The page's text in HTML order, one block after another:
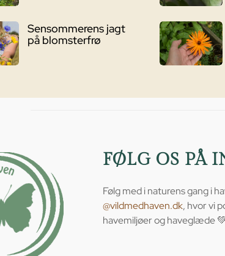
Sensommerens jagt
på blomsterfrø
FØLG OS PÅ
Følg med i naturens gang i
@vildmedhaven.dk, hvor vi
havemiljøer og haveglæde 💚